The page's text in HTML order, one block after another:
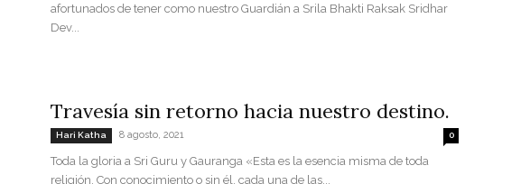
afortunados de tener como nuestro Guardián a Srila Bhakti Raksak Sridhar
Dev...
Travesía sin retorno hacia nuestro destino.
Hari Katha 8 agosto, 2021 0
Toda la gloria a Sri Guru y Gauranga «Esta es la esencia misma de toda
religión. Con conocimiento o sin él, cada una de las...